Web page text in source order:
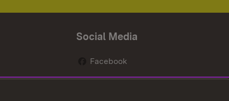
Social Media
Facebook